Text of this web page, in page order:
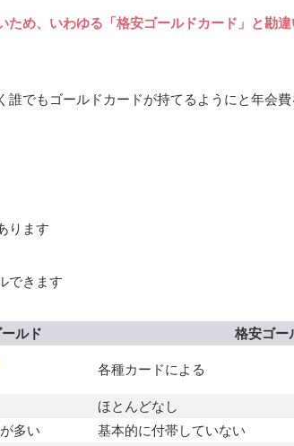
ため、いわゆる「格安ゴールドカード」と勘
誰でもゴールドカードが持てるようにと年会
ります
できます
ルド 格安ゴー
各種カードによる
ほとんどなし
多い
基本的に付帯していない